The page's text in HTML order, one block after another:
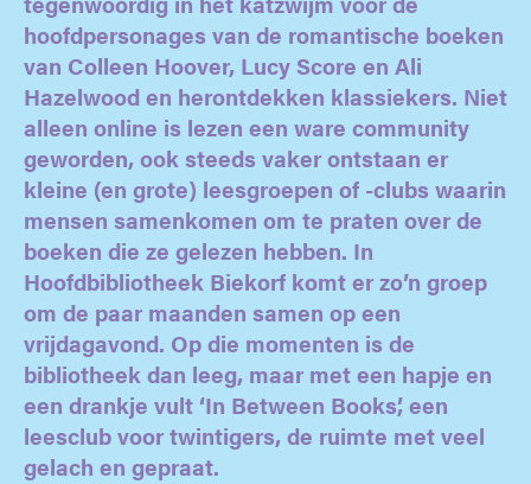
hoofdpersonages van de romantische boeken
van Colleen Hoover, Lucy Score en Ali
Hazelwood en herontdekken klassiekers. Niet
alleen online is lezen een ware community
geworden, ook steeds vaker ontstaan er
kleine (en grote) leesgroepen of -clubs waarin
mensen samenkomen om te praten over de
boeken die ze gelezen hebben. In
Hoofdbibliotheek Biekorf komt er zo’n groep
om de paar maanden samen op een
vrijdagavond. Op die momenten is de
bibliotheek dan leeg, maar met een hapje en
een drankje vult ‘In Between Books’, een
leesclub voor twintigers, de ruimte met veel
gelach en gepraat.